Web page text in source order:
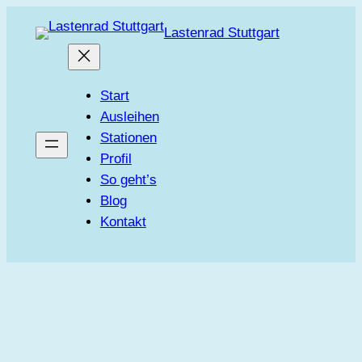
Inhalt
Lastenrad Stuttgart
Start
Ausleihen
Stationen
Profil
So geht’s
Blog
Kontakt